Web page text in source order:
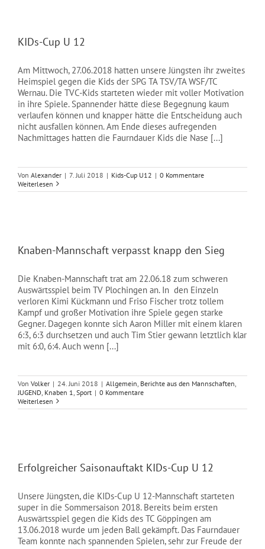
KIDs-Cup U 12
Am Mittwoch, 27.06.2018 hatten unsere Jüngsten ihr zweites
Heimspiel gegen die Kids der SPG TA TSV/TA WSF/TC
Wernau. Die TVC-Kids starteten wieder mit voller Motivation
in ihre Spiele. Spannender hätte diese Begegnung kaum
verlaufen können und knapper hätte die Entscheidung auch
nicht ausfallen können. Am Ende dieses aufregenden
Nachmittages hatten die Faurndauer Kids die Nase [...]
Von Alexander | 7. Juli 2018 | Kids-Cup U12 | 0 Kommentare
Weiterlesen
Knaben-Mannschaft verpasst knapp den Sieg
Die Knaben-Mannschaft trat am 22.06.18 zum schweren
Auswärtsspiel beim TV Plochingen an. In den Einzeln
verloren Kimi Kückmann und Friso Fischer trotz tollem
Kampf und großer Motivation ihre Spiele gegen starke
Gegner. Dagegen konnte sich Aaron Miller mit einem klaren
6:3, 6:3 durchsetzen und auch Tim Stier gewann letztlich klar
mit 6:0, 6:4. Auch wenn [...]
Von Volker | 24. Juni 2018 | Allgemein Berichte aus den Mannschaften
JUGEND Knaben 1 Sport | 0 Kommentare
Weiterlesen
Erfolgreicher Saisonauftakt KIDs-Cup U 12
Unsere Jüngsten, die KIDs-Cup U 12-Mannschaft starteten
super in die Sommersaison 2018. Bereits beim ersten
Auswärtsspiel gegen die Kids des TC Göppingen am
13.06.2018 wurde um jeden Ball gekämpft. Das Faurndauer
Team konnte nach spannenden Spielen, sehr zur Freude der